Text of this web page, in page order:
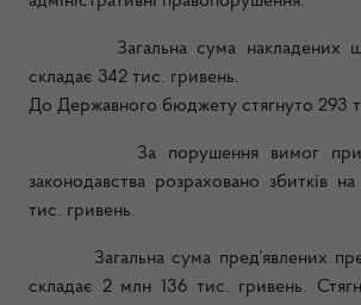
Загальна сума накладених
складає 342 тис. гривень.
До Державного бюджету стягнуто 293
За порушення вимог
законодавства розраховано збитків
тис. гривень.
Загальна сума пред’явлених
складає 2 млн 136 тис. гривень.